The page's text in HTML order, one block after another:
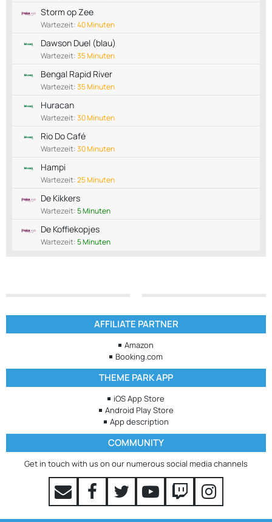
Storm op Zee
Wartezeit:40 Minuten
Dawson Duel (blau)
Wartezeit:35 Minuten
Bengal Rapid River
Wartezeit:35 Minuten
Huracan
Wartezeit:30 Minuten
Rio Do Café
Wartezeit:30 Minuten
Hampi
Wartezeit:25 Minuten
De Kikkers
Wartezeit:5 Minuten
De Koffiekopjes
Wartezeit:5 Minuten
AFFILIATE PARTNER
Amazon
Booking.com
THEME PARK APP
iOS App Store
Android Play Store
App description
COMMUNITY
Get in touch with us on our numerous social media channels